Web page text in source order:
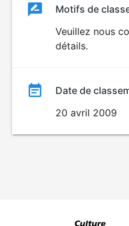
ClassementClassement
Motifs de
Veuillez nous
détails.
Date de
20 avril 2009